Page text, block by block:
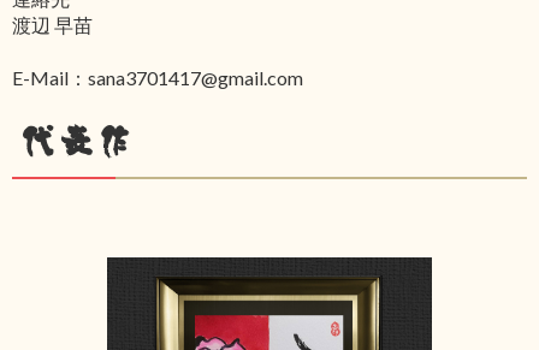
渡辺 早苗
E-Mail：sana3701417@gmail.com
代表作